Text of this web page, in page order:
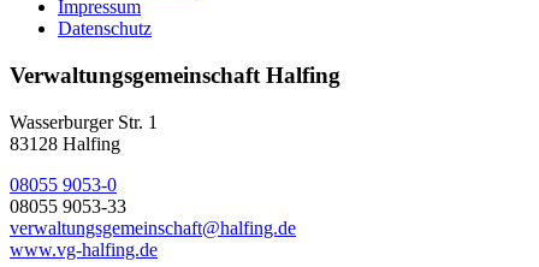
Impressum
Datenschutz
Verwaltungsgemeinschaft Halfing
Wasserburger Str. 1
83128 Halfing
08055 9053-0
08055 9053-33
verwaltungsgemeinschaft@halfing.de
www.vg-halfing.de